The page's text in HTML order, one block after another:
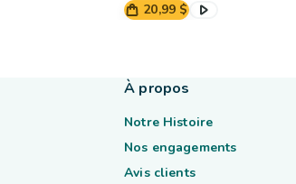
20,99 $
À propos
Notre Histoire
Nos engagements
Avis clients